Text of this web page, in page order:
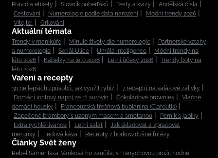
Pravidla etikety Slovník puberťáků Testy a kvízy
Andělská čísla
Cestování
Numerologie podle data narození
Módní trendy 2026
Vítejte!
Grilování
Aktuální témata
Trendy v manikúře Minulé životy dle numerologie
Partnerské vztahy
a numerologie
Seriál Ulice Umělá inteligence
Módní trendy na
léto 2026
Kabelky na léto 2026 Letní účesy 2026
Trendy boty na
léto 2026
Vaření a recepty
30 nejlepších způsobů, jak využít rybíz
7 receptů na salátové zálivky
Domácí iontový nápoj ze tří surovin
Čokoládové brownies
Vláčné
domácí housky
Francouzská třešňová bublanina (Clafoutis)
Zapečené brambory s uzeným masem a smetanou
Perník s jablky
Extra rychlé lívance
Letní salát
Jak skladovat a zpracovat
meruňky
Ledová káva Recepty z horkovzdušné fritézy
Články Svět ženy
Rebel Sámer Issa: Vaňková ho zaučila, s Hanychovou prožil hodně